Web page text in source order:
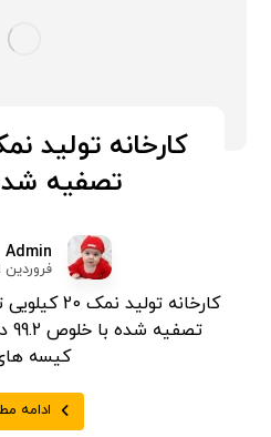
تصفیه
Admin
فروردین 19, 1401
کارخانه
کیسه
ادامه